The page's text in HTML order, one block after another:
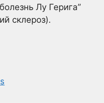
Лу Герига”
склероз).